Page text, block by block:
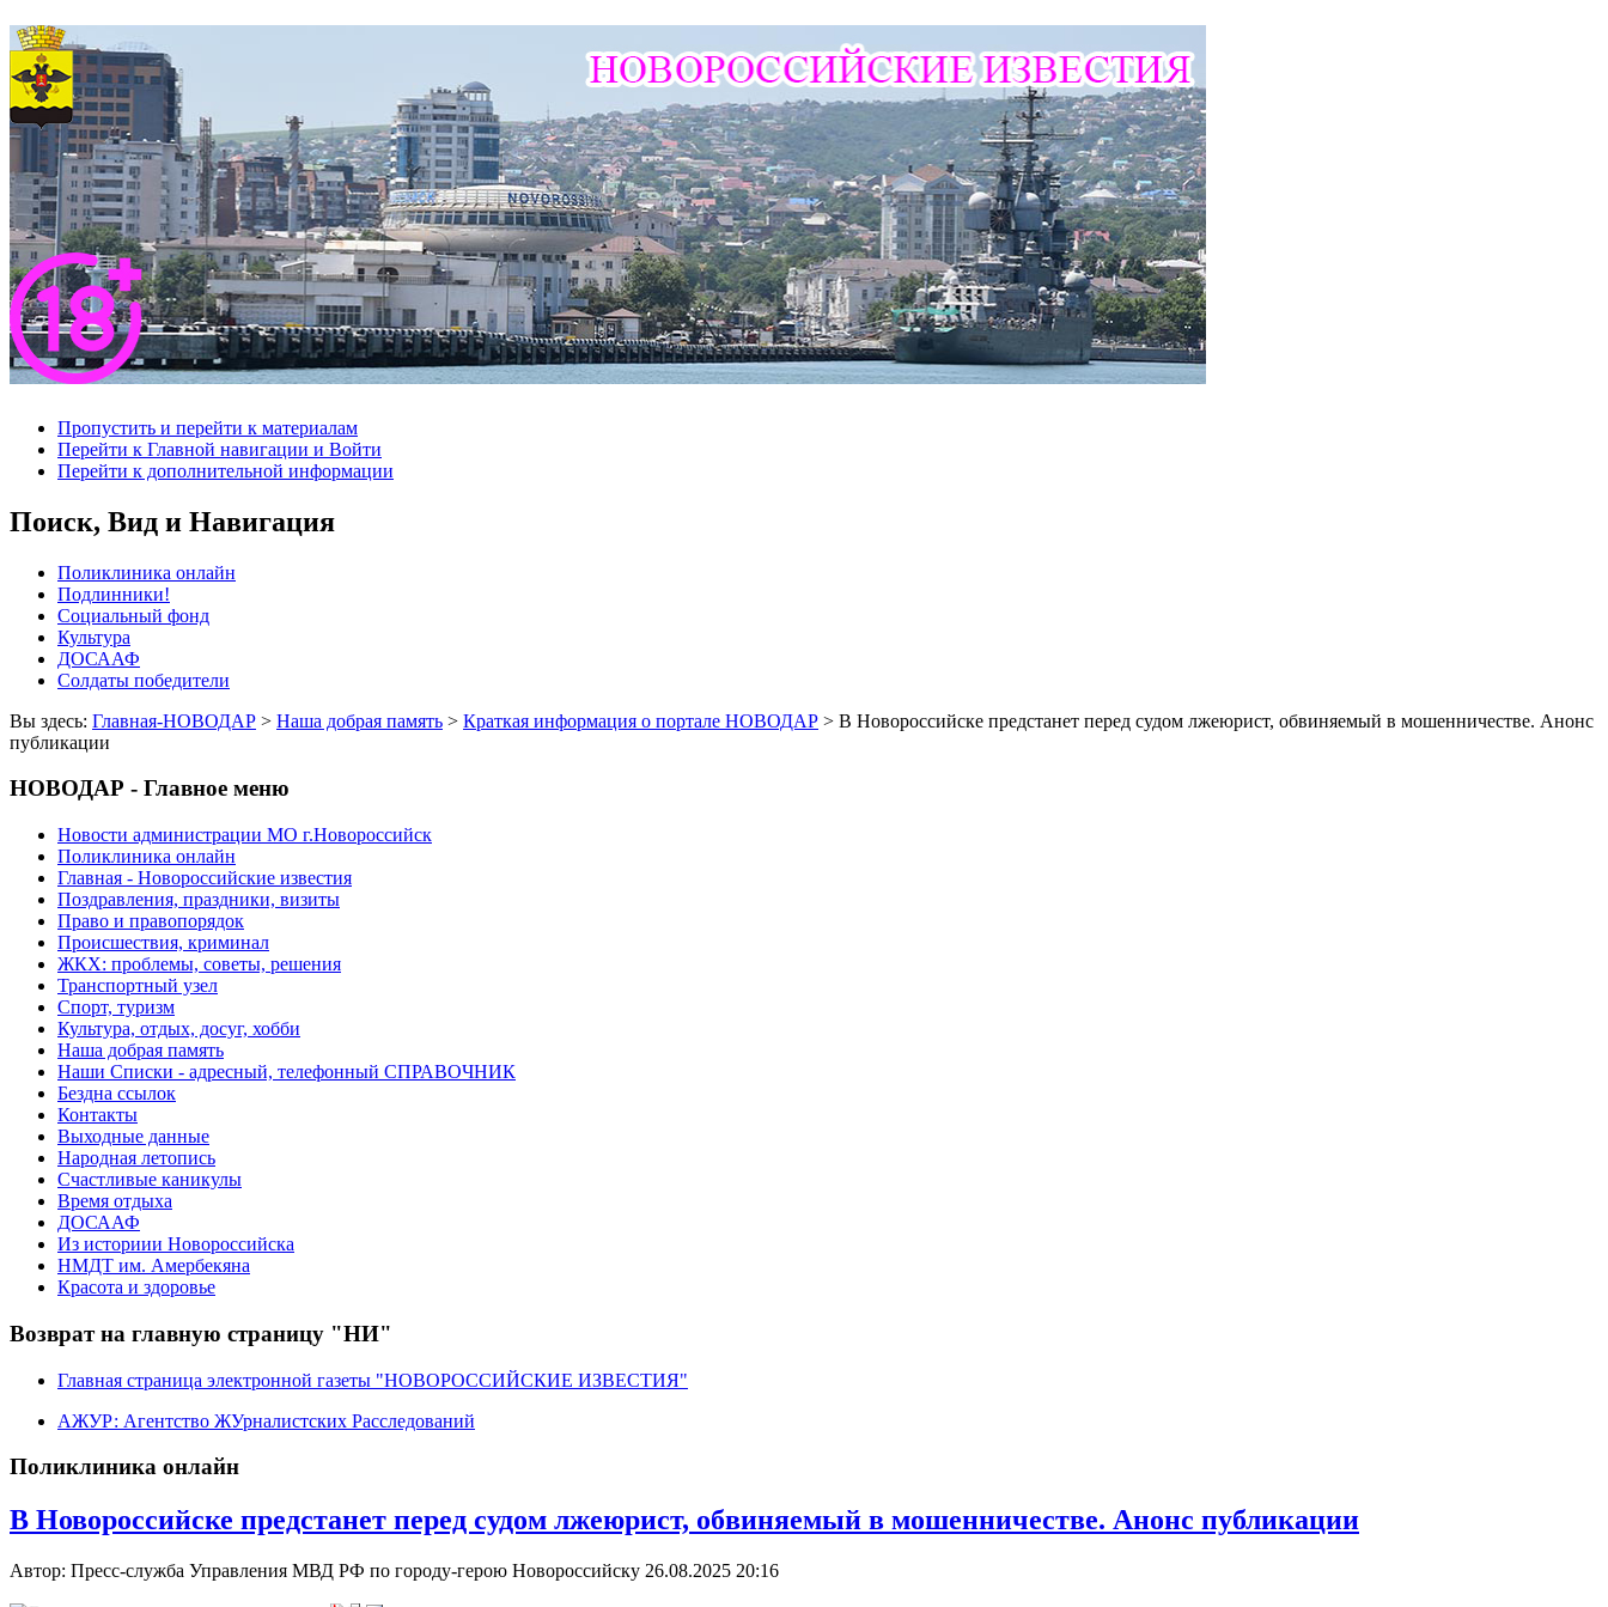
Пропустить и перейти к материалам
Перейти к Главной навигации и Войти
Перейти к дополнительной информации
Поиск, Вид и Навигация
Поликлиника онлайн
Подлинники!
Социальный фонд
Культура
ДОСААФ
Солдаты победители
Вы здесь: Главная-НОВОДАР > Наша добрая память > Краткая информация о портале НОВОДАР > В Новороссийске предстанет перед судом лжеюрист, обвиняемый в мошенничестве. Анонс
публикации
НОВОДАР - Главное меню
Новости администрации МО г.Новороссийск
Поликлиника онлайн
Главная - Новороссийские известия
Поздравления, праздники, визиты
Право и правопорядок
Происшествия, криминал
ЖКХ: проблемы, советы, решения
Транспортный узел
Спорт, туризм
Культура, отдых, досуг, хобби
Наша добрая память
Наши Списки - адресный, телефонный СПРАВОЧНИК
Бездна ссылок
Контакты
Выходные данные
Народная летопись
Счастливые каникулы
Время отдыха
ДОСААФ
Из историии Новороссийска
НМДТ им. Амербекяна
Красота и здоровье
Возврат на главную страницу "НИ"
Главная страница электронной газеты "НОВОРОССИЙСКИЕ ИЗВЕСТИЯ"
АЖУР: Агентство ЖУрналистских Расследований
Поликлиника онлайн
В Новороссийске предстанет перед судом лжеюрист, обвиняемый в мошенничестве. Анонс публикации
Автор: Пресс-служба Управления МВД РФ по городу-герою Новороссийску 26.08.2025 20:16